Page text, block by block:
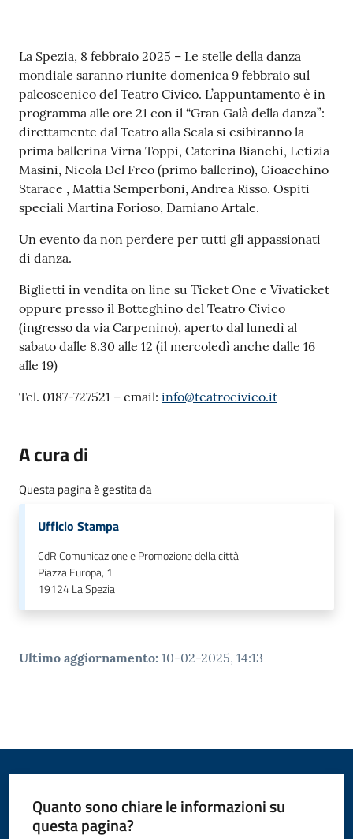
C
e
r
t
i
f
i
c
a
i
A
a
g
r
a
f
i
o
n
l
i
Tutti
Seguici
Contenuto
La Spezia, 8 febbraio 2025 – Le stelle della danza
mondiale saranno riunite domenica 9 febbraio sul
palcoscenico del Teatro Civico. L’appuntamento è in
programma alle ore 21 con il “Gran Galà della danza”:
direttamente dal Teatro alla Scala si esibiranno la
prima ballerina Virna Toppi, Caterina Bianchi, Letizia
Masini, Nicola Del Freo (primo ballerino), Gioacchino
Starace , Mattia Semperboni, Andrea Risso. Ospiti
speciali Martina Forioso, Damiano Artale.
Un evento da non perdere per tutti gli appassionati
di danza.
Biglietti in vendita on line su Ticket One e Vivaticket
oppure presso il Botteghino del Teatro Civico
(ingresso da via Carpenino), aperto dal lunedì al
sabato dalle 8.30 alle 12 (il mercoledì anche dalle 16
alle 19)
Tel. 0187-727521 – email: info@teatrocivico.it
A cura di
Questa pagina è gestita da
Ufficio Stampa
CdR Comunicazione e Promozione della città
Piazza Europa, 1
19124La Spezia
Ultimo aggiornamento: 10-02-2025, 14:13
Quanto sono chiare le informazioni su
questa pagina?